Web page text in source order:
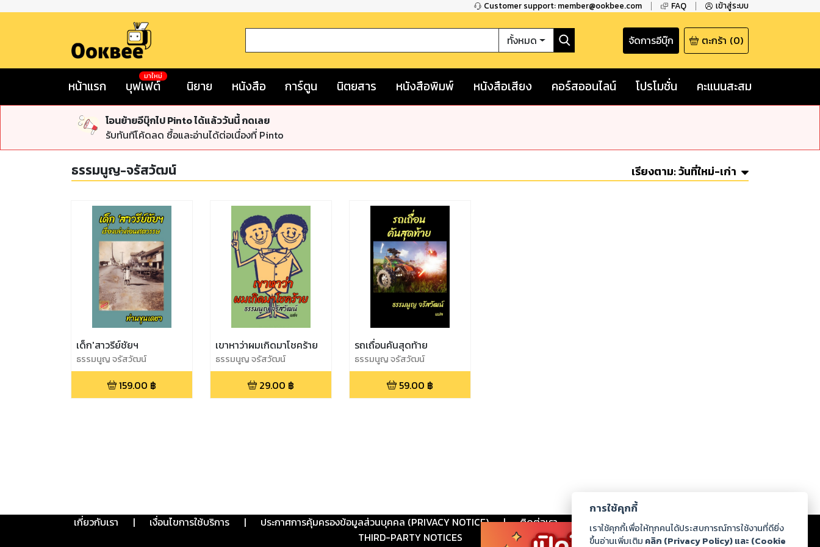
Customer support: member@ookbee.com FAQ เข้าสู่ระบบ
ทั้งหมด จัดการอีบุ๊ก ตะกร้า (0)
หน้าแรก บุฟเฟต์
มาใหม่
นิยาย หนังสือ การ์ตูน นิตยสาร หนังสือพิมพ์ หนังสือเสียง คอร์สออนไลน์ โปรโมชั่น คะแนนสะสม
โอนย้ายอีบุ๊กไป Pinto ได้แล้ววันนี้ กดเลย
รับทันทีโค้ดลด ซื้อและอ่านได้ต่อเนื่องที่ Pinto
ธรรมนูญ-จรัสวัฒน์ เรียงตาม:วันที่ใหม่-เก่า
เด็ก'สาวรีย์ชัยฯ
ธรรมนูญ จรัสวัฒน์
159.00 ฿
เขาหาว่าผมเกิดมาโชคร้าย
ธรรมนูญ จรัสวัฒน์
29.00 ฿
รถเถื่อนคันสุดท้าย
ธรรมนูญ จรัสวัฒน์
59.00 ฿
เกี่ยวกับเรา | เงื่อนไขการใช้บริการ | ประกาศการคุ้มครองข้อมูลส่วนบุคคล (PRIVACY NOTICE) | ติดต่อเรา ร่วมงานกับเรา ดาวน์โหลด
THIRD-PARTY NOTICES
การใช้คุกกี้
เราใช้คุกกี้เพื่อให้ทุกคนได้ประสบการณ์การใช้งานที่ดียิ่ง
ขึ้นอ่านเพิ่มเติม คลิก (Privacy Policy) และ (Cookie